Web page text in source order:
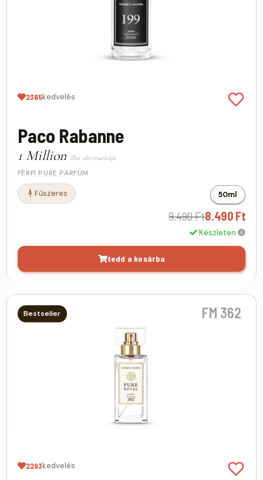
2365kedvelés
Paco Rabanne
1 Million illat alternatívája
FÉRFI PURE PARFÜM
Fűszeres 50ml
9.490 Ft8.490 Ft
Készleten
tedd a kosárba
Bestseller FM 362
2293kedvelés